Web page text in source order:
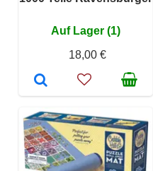
Auf Lager (1)
18,00 €